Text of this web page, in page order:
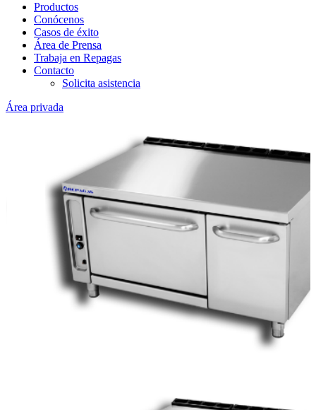
Productos
Conócenos
Casos de éxito
Área de Prensa
Trabaja en Repagas
Contacto
Solicita asistencia
Área privada